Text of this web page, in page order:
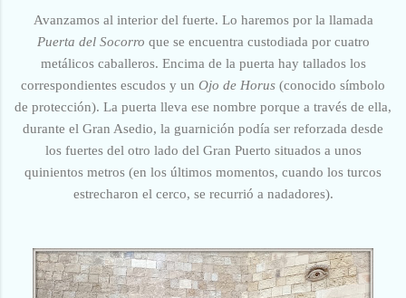
Avanzamos al interior del fuerte. Lo haremos por la llamada
Puerta del Socorro que se encuentra custodiada por cuatro
metálicos caballeros. Encima de la puerta hay tallados los
correspondientes escudos y un Ojo de Horus (conocido símbolo
de protección). La puerta lleva ese nombre porque a través de ella,
durante el Gran Asedio, la guarnición podía ser reforzada desde
los fuertes del otro lado del Gran Puerto situados a unos
quinientos metros (en los últimos momentos, cuando los turcos
estrecharon el cerco, se recurrió a nadadores).